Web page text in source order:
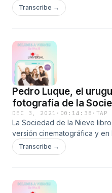
hasta fines de año.
Transcribe →
Pedro Luque, el
fotografía de la
Netflix
DEC 3, 2021 · 00:14:38 · TAP
La Sociedad de la Nieve
versión cinematográfica y
Luque y el director español
Transcribe →